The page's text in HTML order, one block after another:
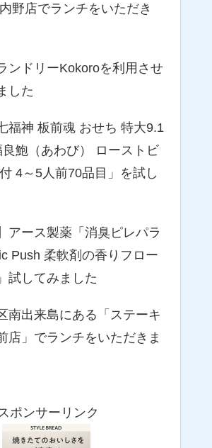
野店でランチをいただき
ンドリーKokoroを利用させ
した
福神 板前魂 おせち 特大9.1
鮑（あわび） ローストビ
4～5人前70品目」を試し
アース製薬「消臭ピレパラ
Push 柔軟剤の香りフロー
試してみました
南出来島にある「ステーキ
店」でランチをいただきま
スポンサーリンク